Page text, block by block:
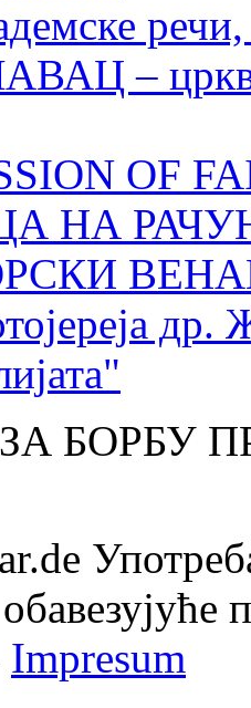
–
OF
НА
др.
БОРБУ
Impresum